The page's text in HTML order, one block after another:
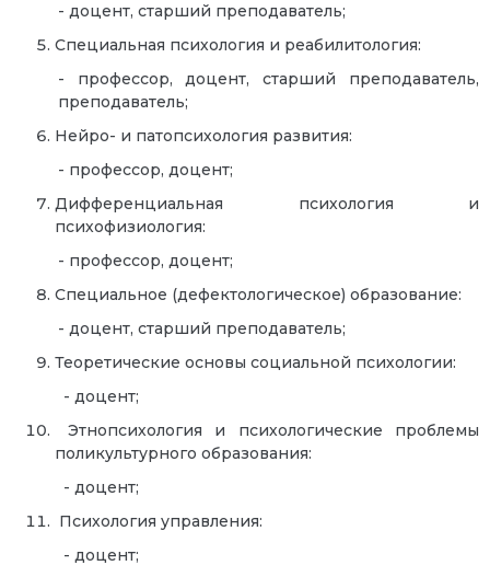
- доцент, старший преподаватель;
Специальная психология и реабилитология:
- профессор, доцент, старший преподаватель,
преподаватель;
Нейро- и патопсихология развития:
- профессор, доцент;
Дифференциальная психология и
психофизиология:
- профессор, доцент;
Специальное (дефектологическое) образование:
- доцент, старший преподаватель;
Теоретические основы социальной психологии:
- доцент;
Этнопсихология и психологические проблемы
поликультурного образования:
- доцент;
Психология управления:
- доцент;